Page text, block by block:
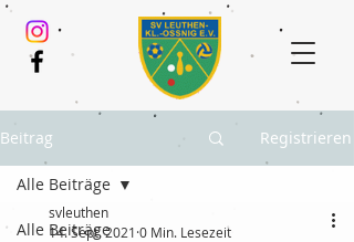
Beitrag Registrieren
Alle Beiträge
Alle Beiträge
svleuthen
14. Sept. 2021 0 Min. Lesezeit